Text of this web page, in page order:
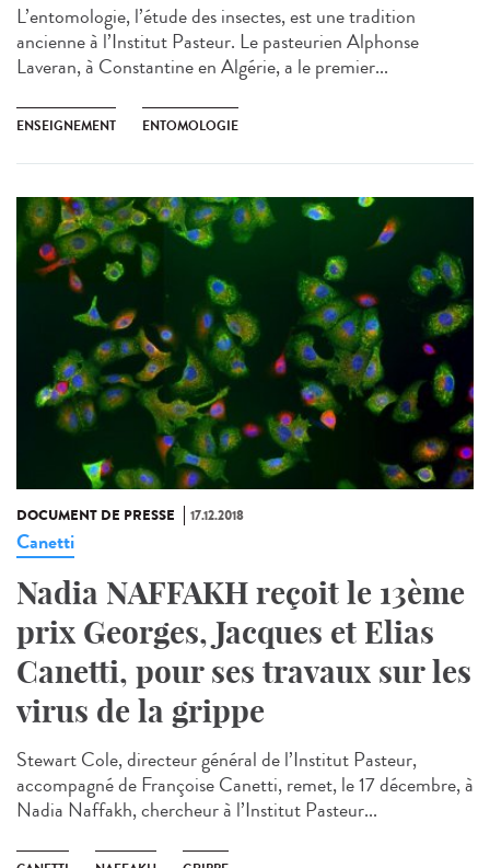
L’entomologie, l’étude des insectes, est une tradition
ancienne à l’Institut Pasteur. Le pasteurien Alphonse
Laveran, à Constantine en Algérie, a le premier...
ENSEIGNEMENT ENTOMOLOGIE
DOCUMENT DE PRESSE 17.12.2018
Canetti
Nadia NAFFAKH reçoit le 13ème
prix Georges, Jacques et Elias
Canetti, pour ses travaux sur les
virus de la grippe
Stewart Cole, directeur général de l’Institut Pasteur,
accompagné de Françoise Canetti, remet, le 17 décembre, à
Nadia Naffakh, chercheur à l’Institut Pasteur...